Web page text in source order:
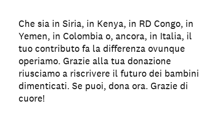
Che sia in Siria, in Kenya, in RD Congo, in
Yemen, in Colombia o, ancora, in Italia, il
tuo contributo fa la differenza ovunque
operiamo. Grazie alla tua donazione
riusciamo a riscrivere il futuro dei bambini
dimenticati. Se puoi, dona ora. Grazie di
cuore!